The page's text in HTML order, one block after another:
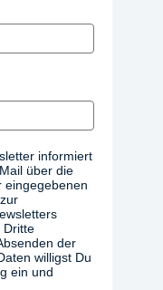
informiert
über die
eingegebenen
Dritte
der
willigst Du
ein und